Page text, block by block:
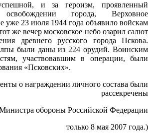
и за героизм, проявленный
города, Верховное
уже 23 июля 1944 года объявило войскам
же вечер московское небо озарил салют
древнего русского города Пскова.
были даны из 224 орудий. Воинским
участвовавшим в операции, были
«Псковских».
о награждении личного состава были
рассекречены
обороны Российской Федерации
только 8 мая 2007 года.)